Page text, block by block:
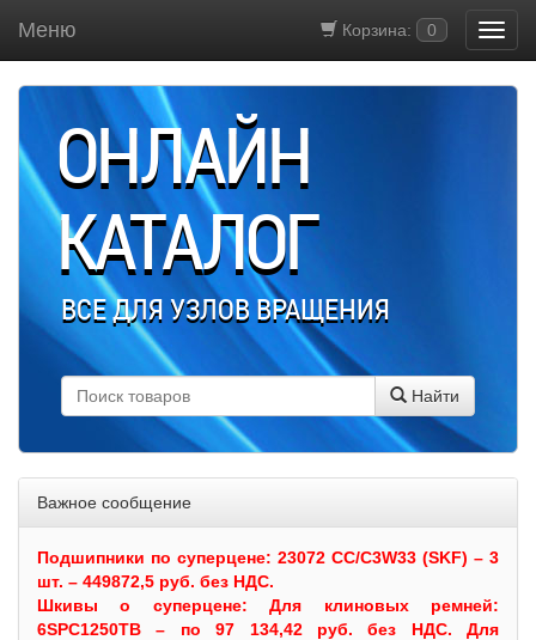
Корзина: 0
Меню
ОНЛАЙН
КАТАЛОГ
ВСЕ ДЛЯ УЗЛОВ ВРАЩЕНИЯ
Найти
Важное сообщение
Подшипники по суперцене: 23072 CC/C3W33 (SKF) – 3
шт. – 449872,5 руб. без НДС.
Шкивыо суперцене:Для клиновых ремней:
6SPC1250TB – по 97 134,42 руб. без НДС. Для